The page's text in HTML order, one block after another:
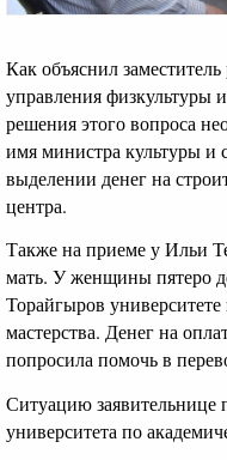
Как объяснил
управления физкультуры
решения этого вопроса
имя министра культуры и
выделении денег на
центра.
Также на приеме у Ильи
мать. У женщины пятеро
Торайгыров университете
мастерства. Денег на
попросила помочь в
Ситуацию заявительнице
университета по